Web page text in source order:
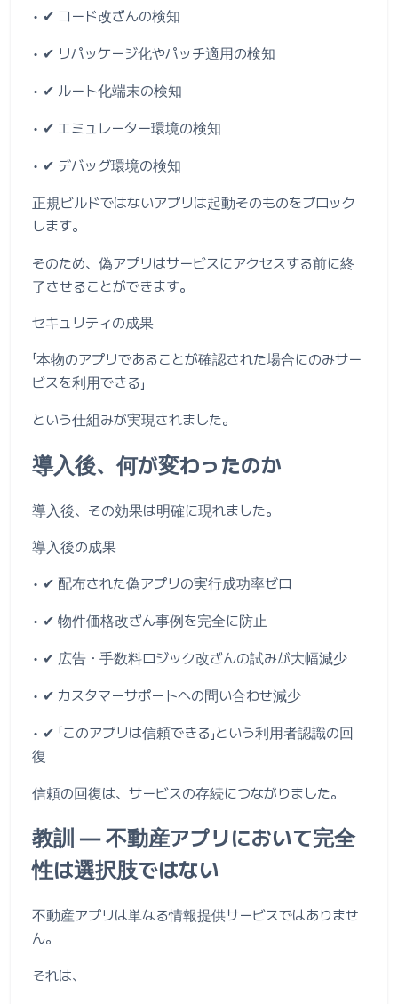
• ✔ コード改ざんの検知
• ✔ リパッケージ化やパッチ適用の検知
• ✔ ルート化端末の検知
• ✔ エミュレーター環境の検知
• ✔ デバッグ環境の検知
正規ビルドではないアプリは起動そのものをブロック
します。
そのため、偽アプリはサービスにアクセスする前に終
了させることができます。
セキュリティの成果
「本物のアプリであることが確認された場合にのみサー
ビスを利用できる」
という仕組みが実現されました。
導入後、何が変わったのか
導入後、その効果は明確に現れました。
導入後の成果
• ✔ 配布された偽アプリの実行成功率ゼロ
• ✔ 物件価格改ざん事例を完全に防止
• ✔ 広告・手数料ロジック改ざんの試みが大幅減少
• ✔ カスタマーサポートへの問い合わせ減少
• ✔ 「このアプリは信頼できる」という利用者認識の回
復
信頼の回復は、サービスの存続につながりました。
教訓 ― 不動産アプリにおいて完全
性は選択肢ではない
不動産アプリは単なる情報提供サービスではありませ
ん。
それは、